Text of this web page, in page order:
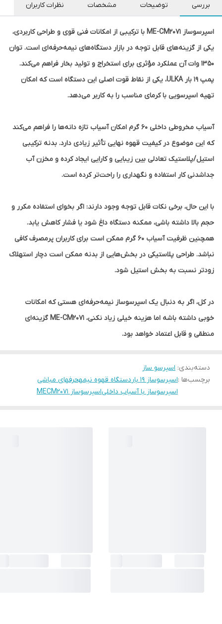
بررسی توضیحات مشخصات نظرات کاربران
اسپرسوساز ME-CM2071 با ترکیبی از امکانات فنی قوی و طراحی کاربردی،
یکی از گزینه‌های قابل توجه در بازار دستگاه‌های نیمه‌حرفه‌ای است. توان
۱۳۵۰ وات آن عملکرد مؤثری برای استخراج و تولید بخار فراهم می‌کند.
پمپ ۱۹ بار ULKA، یکی از نقاط قوت اصلی این دستگاه است که امکان
تهیه اسپرسویی با کرمای مناسب را به کاربر می‌دهد.
آسیاب مخروطی داخلی ۶۰ گرم امکان آسیاب تازه دانه‌ها را فراهم می‌کند
که این موضوع در کیفیت قهوه نهایی تأثیر زیادی دارد. بدنه ترکیبی
استیل/پلاستیک تعادلی بین زیبایی و کارایی ایجاد کرده و مخزن آب
جداشدنی کار استفاده و نگهداری را راحت‌تر کرده است.
با این حال، برخی نکات قابل توجه وجود دارند: اگر بخوای استفاده مکرر و
حجم بالا داشته باشی، ممکنه دستگاه داغ شود یا فشار کاهش یابد.
همچنین ظرفیت آسیاب ۶۰ گرم ممکن است برای کاربران پرمصرف کافی
نباشد. طراحی پلاستیکی در بخش‌هایی از بدنه ممکن است دچار استهلاک
زودتر نسبت به بخش استیل شود.
در کل، اگر به دنبال یک اسپرسوساز نیمه‌حرفه‌ای هستی که امکانات
خوبی داشته باشه اما هزینه خیلی زیاد نکنی، ME-CM2071 گزینه‌ای
منطقی و قابل اعتماد خواهد بود.
دسته‌بندی: اسپرسو ساز
برچسب‌ها :اسپرسوساز ۱۹ بار
دستگاه قهوه نیمهحرفهای مباشی
اسپرسوساز با آسیاب داخلیاسپرسوساز MECM2071